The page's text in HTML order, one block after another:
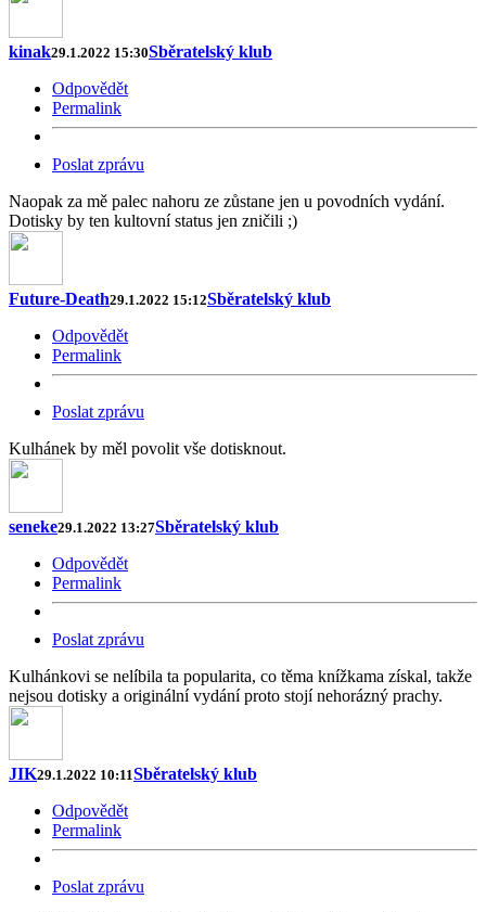
kinak29.1.2022 15:30Sběratelský klub
Odpovědět
Permalink
Poslat zprávu
Naopak za mě palec nahoru ze zůstane jen u povodních vydání.
Dotisky by ten kultovní status jen zničili ;)
Future-Death29.1.2022 15:12Sběratelský klub
Odpovědět
Permalink
Poslat zprávu
Kulhánek by měl povolit vše dotisknout.
seneke29.1.2022 13:27Sběratelský klub
Odpovědět
Permalink
Poslat zprávu
Kulhánkovi se nelíbila ta popularita, co těma knížkama získal, takže
nejsou dotisky a originální vydání proto stojí nehorázný prachy.
JIK29.1.2022 10:11Sběratelský klub
Odpovědět
Permalink
Poslat zprávu